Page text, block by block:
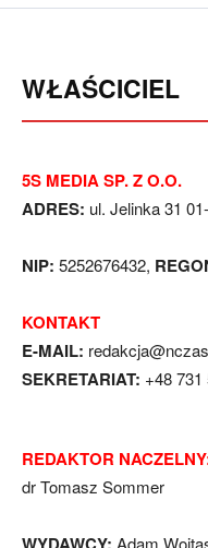
WŁAŚCICIEL
5S MEDIA SP. Z O.O.
ADRES: ul. Jelinka 31
NIP: 5252676432,
KONTAKT
E-MAIL:
SEKRETARIAT: +48 731
REDAKTOR
dr Tomasz Sommer
Adam